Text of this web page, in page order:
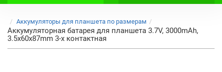
Аккумуляторы для планшета по размерам
Аккумуляторная батарея для планшета 3.7V, 3000mAh,
3.5x60x87mm 3-х контактная